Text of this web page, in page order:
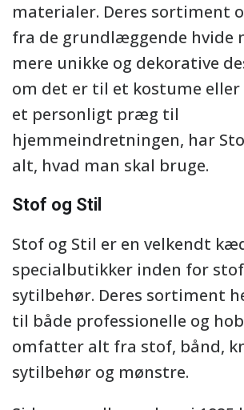
materialer. Deres sortiment
fra de grundlæggende hvide
mere unikke og dekorative
om det er til et kostume
et personligt præg til
hjemmeindretningen, har
alt, hvad man skal bruge.
Stof og Stil
Stof og Stil er en velkendt
specialbutikker inden for
sytilbehør. Deres sortiment
til både professionelle og
omfatter alt fra stof, bånd,
sytilbehør og mønstre.